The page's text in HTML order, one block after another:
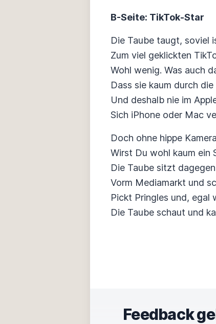
B-Seite: TikTok-Star
Die Taube taugt, soviel
Zum viel geklickten
Wohl wenig. Was auch
Dass sie kaum durch
Und deshalb nie im
Sich iPhone oder Mac
Doch ohne hippe Kamera
Wirst Du wohl kaum ein
Die Taube sitzt
Vorm Mediamarkt und
Pickt Pringles und, egal
Die Taube schaut und
Feedback